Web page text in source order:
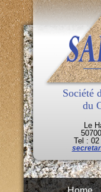
Société
du
Le
Tel :